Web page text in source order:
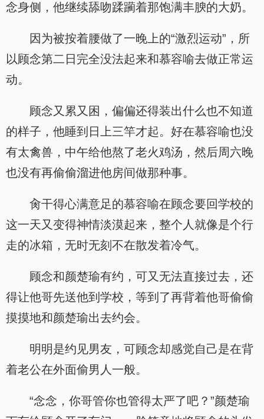
念身侧，他继续舔吻蹂躏着那饱满丰腴的大奶。
因为被按着腰做了一晚上的“激烈运动”，所
以顾念第二日完全没法起来和慕容喻去做正常运
动。
顾念又累又困，偏偏还得装出什么也不知道
的样子，他睡到日上三竿才起。好在慕容喻也没
有太禽兽，中午给他熬了老火鸡汤，然后周六晚
也没有再偷偷溜进他房间做那种事。
肏干得心满意足的慕容喻在顾念要回学校的
这一天又变得神情淡漠起来，整个人就像是个行
走的冰箱，无时无刻不在散发着冷气。
顾念和颜楚瑜有约，可又无法直接过去，还
得让他哥先送他到学校，等到了再背着他哥偷偷
摸摸地和颜楚瑜出去约会。
明明是约见男友，可顾念却感觉自己是在背
着老公在外面偷男人一般。
“念念，你哥管你也管得太严了吧？”颜楚瑜